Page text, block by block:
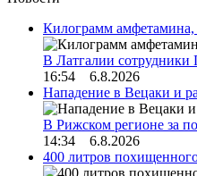
Килограмм амфетамина,
В Латгалии
16:54 6.8.2026
Нападение в Вецаки и
В Рижском регионе за
14:34 6.8.2026
400 литров